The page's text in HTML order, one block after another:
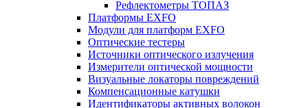
Рефлектометры ТОПАЗ
Платформы EXFO
Модули для платформ EXFO
Оптические тестеры
Источники оптического излучения
Измерители оптической мощности
Визуальные локаторы повреждений
Компенсационные катушки
Идентификаторы активных волокон